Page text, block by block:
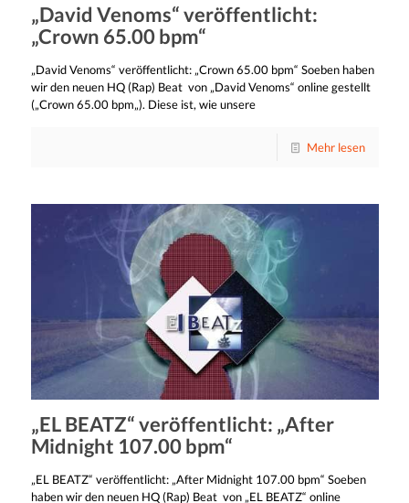
„David Venoms“ veröffentlicht:
„Crown 65.00 bpm“
„David Venoms“ veröffentlicht: „Crown 65.00 bpm“ Soeben haben
wir den neuen HQ (Rap) Beat von „David Venoms“ online gestellt
(„Crown 65.00 bpm„). Diese ist, wie unsere
Mehr lesen
„EL BEATZ“ veröffentlicht: „After
Midnight 107.00 bpm“
„EL BEATZ“ veröffentlicht: „After Midnight 107.00 bpm“ Soeben
haben wir den neuen HQ (Rap) Beat von „EL BEATZ“ online